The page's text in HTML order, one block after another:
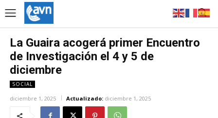
La Guaira acogerá primer Encuentro
de Investigación el 4 y 5 de
diciembre
SOCIAL
diciembre 1, 2025 Actualizado: diciembre 1, 2025